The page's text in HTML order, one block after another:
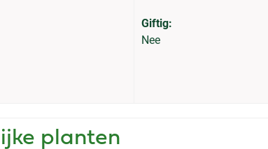
Giftig:
Nee
planten